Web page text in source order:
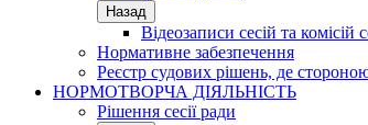
Назад
Відеозаписи сесій та комісій
Нормативне забезпечення
Реєстр судових рішень, де
НОРМОТВОРЧА ДІЯЛЬНІСТЬ
Рішення сесії ради